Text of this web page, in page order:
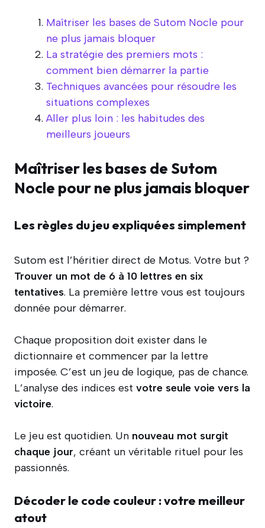
Maîtriser les bases de Sutom Nocle pour
ne plus jamais bloquer
La stratégie des premiers mots :
comment bien démarrer la partie
Techniques avancées pour résoudre les
situations complexes
Aller plus loin : les habitudes des
meilleurs joueurs
Maîtriser les bases de Sutom
Nocle pour ne plus jamais bloquer
Les règles du jeu expliquées simplement
Sutom est l’héritier direct de Motus. Votre but ?
Trouver un mot de 6 à 10 lettres en six
tentatives. La première lettre vous est toujours
donnée pour démarrer.
Chaque proposition doit exister dans le
dictionnaire et commencer par la lettre
imposée. C’est un jeu de logique, pas de chance.
L’analyse des indices est votre seule voie vers la
victoire.
Le jeu est quotidien. Un nouveau mot surgit
chaque jour, créant un véritable rituel pour les
passionnés.
Décoder le code couleur : votre meilleur
atout